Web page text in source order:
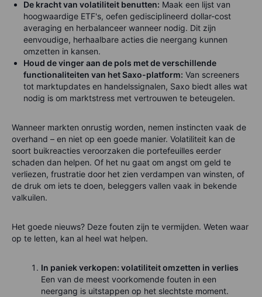
De kracht van volatiliteit benutten: Maak een lijst van
hoogwaardige ETF's, oefen gedisciplineerd dollar-cost
averaging en herbalanceer wanneer nodig. Dit zijn
eenvoudige, herhaalbare acties die neergang kunnen
omzetten in kansen.
Houd de vinger aan de pols met de verschillende
functionaliteiten van het Saxo-platform: Van screeners
tot marktupdates en handelssignalen, Saxo biedt alles wat
nodig is om marktstress met vertrouwen te beteugelen.
Wanneer markten onrustig worden, nemen instincten vaak de
overhand – en niet op een goede manier. Volatiliteit kan de
soort buikreacties veroorzaken die portefeuilles eerder
schaden dan helpen. Of het nu gaat om angst om geld te
verliezen, frustratie door het zien verdampen van winsten, of
de druk om iets te doen, beleggers vallen vaak in bekende
valkuilen.
Het goede nieuws? Deze fouten zijn te vermijden. Weten waar
op te letten, kan al heel wat helpen.
In paniek verkopen: volatiliteit omzetten in verlies
Een van de meest voorkomende fouten in een
neergang is uitstappen op het slechtste moment.